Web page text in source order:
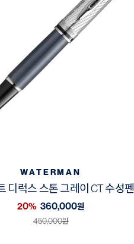
WATERMAN
디럭스 스톤 그레이 CT 수성펜
20% 360,000원
450,000원